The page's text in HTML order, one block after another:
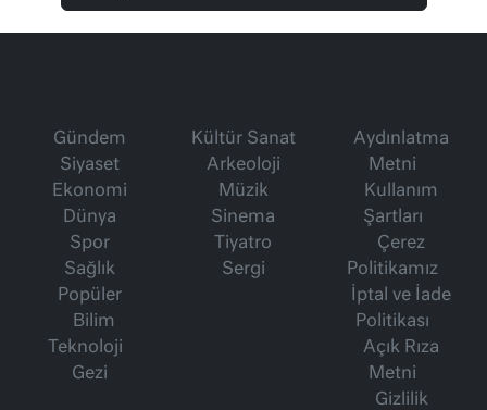
Gündem
Siyaset
Ekonomi
Dünya
Spor
Sağlık
Popüler
Bilim
Teknoloji
Gezi
Kültür Sanat
Arkeoloji
Müzik
Sinema
Tiyatro
Sergi
Aydınlatma
Metni
Kullanım
Şartları
Çerez
Politikamız
İptal ve İade
Politikası
Açık Rıza
Metni
Gizlilik